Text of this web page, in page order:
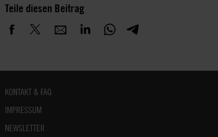
Teile diesen Beitrag
Fußbereich
KONTAKT & FAQ
IMPRESSUM
NEWSLETTER